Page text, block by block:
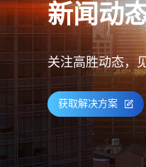
新闻动
关注高胜动态，
获取解决方案